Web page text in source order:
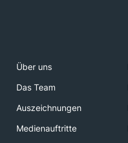
Über uns
Das Team
Auszeichnungen
Medienauftritte